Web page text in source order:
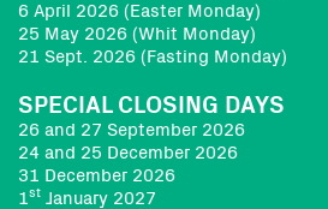
6 April 2026 (Easter Monday)
25 May 2026 (Whit Monday)
21 Sept. 2026 (Fasting Monday)
SPECIAL CLOSING DAYS
26 and 27 September 2026
24 and 25 December 2026
31 December 2026
1st January 2027